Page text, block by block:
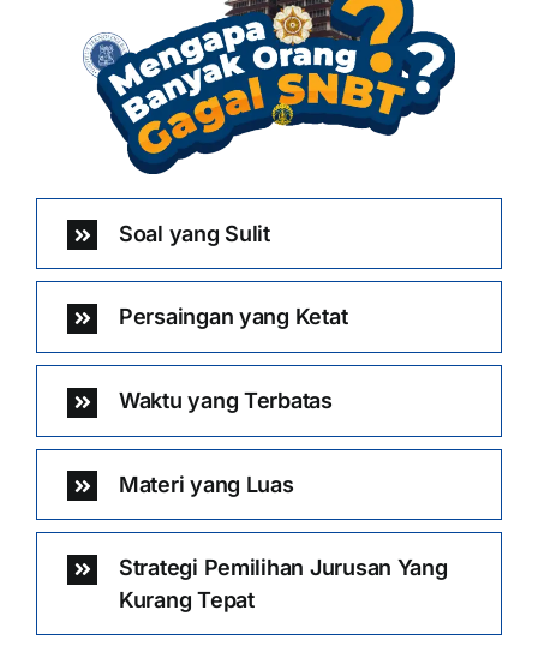
Soal yang Sulit
Persaingan yang Ketat
Waktu yang Terbatas
Materi yang Luas
Strategi Pemilihan Jurusan Yang
Kurang Tepat